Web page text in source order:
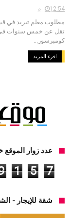
12:54 م
مطلوب معلم تبريد في
تقل عن خمس سنوات في :
كومبرسور...
اقرء المزيد
عدد زوار الموقع خلال
1 5 7
شقة للإيجار -